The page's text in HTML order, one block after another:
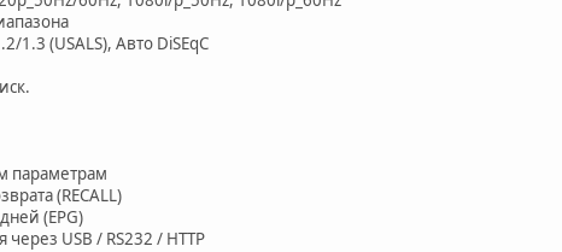
(USALS), Авто DiSEqC
параметрам
(RECALL)
(EPG)
USB / RS232 / HTTP